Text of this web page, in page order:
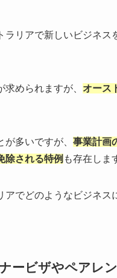
リアで新しいビジネス
められますが、 オース
多いですが、 事業計画
除される特例 も存在しま
でどのようなビジネ
ービザやペアレ